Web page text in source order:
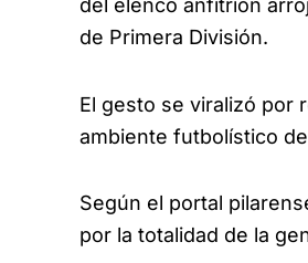
del elenco anfitrión
de Primera División.
El gesto se viralizó por
ambiente futbolístico
Según el portal
por la totalidad de la